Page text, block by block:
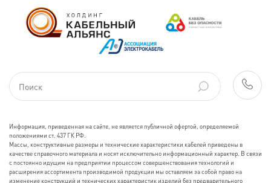
Информация, приведенная на сайте, не является публичной офертой, определяемой
положениями ст. 437 ГК РФ.
Массы, конструктивные размеры и технические характеристики кабелей приведены в
качестве справочного материала и носят исключительно информационный характер. В связи
с постоянно идущим на предприятии процессом совершенствования технологий и
расширения ассортимента производимой продукции мы оставляем за собой право на
изменение конструкций и технических характеристик изделий без предварительного